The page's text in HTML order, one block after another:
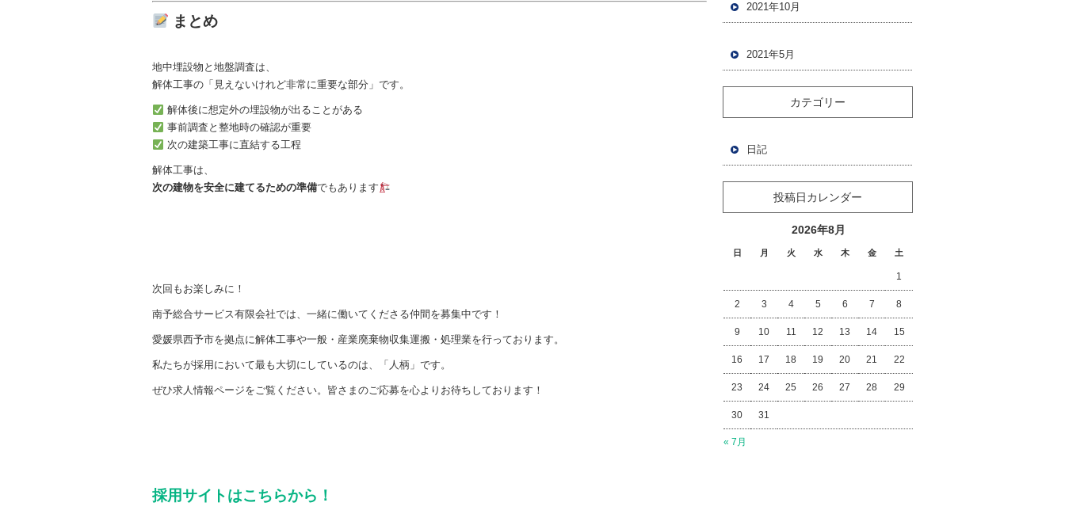
まとめ
地中埋設物と地盤調査は、
解体工事の「見えないけれど非常に重要な部分」です。
解体後に想定外の埋設物が出ることがある
事前調査と整地時の確認が重要
次の建築工事に直結する工程
解体工事は、
次の建物を安全に建てるための準備でもあります
次回もお楽しみに！
南予総合サービス有限会社では、一緒に働いてくださる仲間を募集中です！
愛媛県西予市を拠点に解体工事や一般・産業廃棄物収集運搬・処理業を行っております。
私たちが採用において最も大切にしているのは、「人柄」です。
ぜひ求人情報ページをご覧ください。皆さまのご応募を心よりお待ちしております！
採用サイトはこちらから！
2021年10月
2021年5月
カテゴリー
日記
投稿日カレンダー
2026年8月
日 月 火 水 木 金 土
« 7月
1
2 3 4 5 6 7 8
9 10 11 12 13 14 15
16 17 18 19 20 21 22
23 24 25 26 27 28 29
30 31